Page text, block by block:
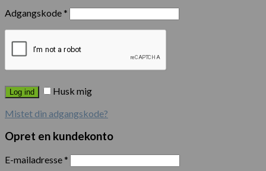
Adgangskode*
Log ind
Husk mig
Mistet din adgangskode?
Opret en kundekonto
E-mailadresse*